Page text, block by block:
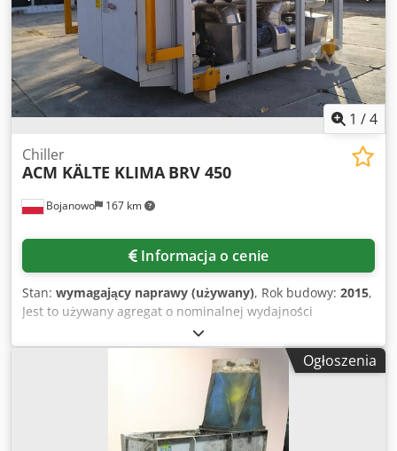
1 /4
Bojanowo 167 km
Chiller
ACM KÄLTE KLIMA BRV 450
Informacja o cenie
Stan: wymagający naprawy (używany), Rok budowy: 2015,
Jest to używany agregat o nominalnej wydajności
chłodniczej ~430kW. Czynnik chłodniczy R134A. Agregat
posiada wbudowaną pompę, fabryczne naczynie
rozprężne oraz sprężarkę firmy Bitzer na falowniku.
Agregat aktualnie pochodzi z naszego parku maszyn do
wynajmu. W tym momencie całkowicie nieszczelny jest
parownik (wymiennik płąszczowo-rurowy). Transport nie
jest wliczony w cenę urządzenia. Dwjdjix Adbepfx Ahboa
Ogłoszenia